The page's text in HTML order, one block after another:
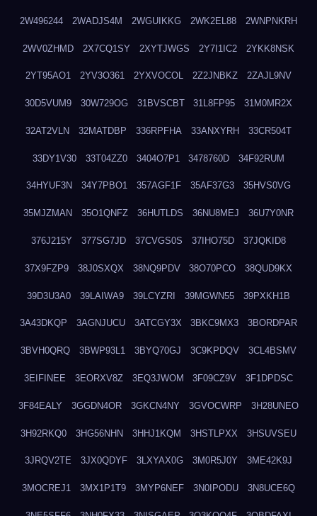
2W496244 2WADJS4M 2WGUIKKG 2WK2EL88 2WNPNKRH
2WV0ZHMD 2X7CQ1SY 2XYTJWGS 2Y7I1IC2 2YKK8NSK
2YT95AO1 2YV3O361 2YXVOCOL 2Z2JNBKZ 2ZAJL9NV
30D5VUM9 30W729OG 31BVSCBT 31L8FP95 31M0MR2X
32AT2VLN 32MATDBP 336RPFHA 33ANXYRH 33CR504T
33DY1V30 33T04ZZ0 3404O7P1 3478760D 34F92RUM
34HYUF3N 34Y7PBO1 357AGF1F 35AF37G3 35HVS0VG
35MJZMAN 35O1QNFZ 36HUTLDS 36NU8MEJ 36U7Y0NR
376J215Y 377SG7JD 37CVGS0S 37IHO75D 37JQKID8
37X9FZP9 38J0SXQX 38NQ9PDV 38O70PCO 38QUD9KX
39D3U3A0 39LAIWA9 39LCYZRI 39MGWN55 39PXKH1B
3A43DKQP 3AGNJUCU 3ATCGY3X 3BKC9MX3 3BORDPAR
3BVH0QRQ 3BWP93L1 3BYQ70GJ 3C9KPDQV 3CL4BSMV
3EIFINEE 3EORXV8Z 3EQ3JWOM 3F09CZ9V 3F1DPDSC
3F84EALY 3GGDN4OR 3GKCN4NY 3GVOCWRP 3H28UNEO
3H92RKQ0 3HG56NHN 3HHJ1KQM 3HSTLPXX 3HSUVSEU
3JRQV2TE 3JX0QDYF 3LXYAX0G 3M0R5J0Y 3ME42K9J
3MOCREJ1 3MX1P1T9 3MYP6NEF 3N0IPODU 3N8UCE6Q